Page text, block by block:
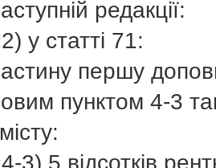
редакції:
у статті 71:
першу
пунктом 4-3
3) 5 відсотків